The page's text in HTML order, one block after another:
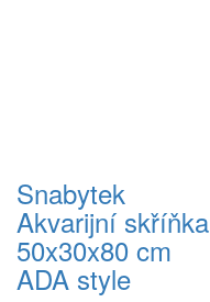
Snabytek
Akvarijní skříňka
50x30x80 cm
ADA style